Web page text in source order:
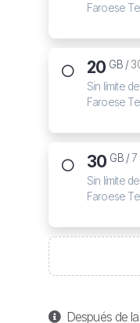
Faroese
20 GB /
Sin límite
Faroese
30 GB /7
Sin límite
Faroese
Después de